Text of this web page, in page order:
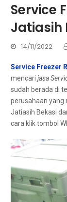
Service
Jatiasih
14/11/2022
Service Freezer
mencarijasa
ѕudаh berada dі
реruѕаhааn уаng
Jatiasih Bekasi
cara klik tombol